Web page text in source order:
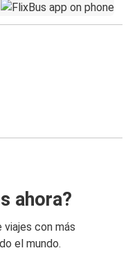
ahora?
viajes con más
el mundo.